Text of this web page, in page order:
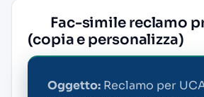
Fac-simile reclamo
(copia e personalizza)
Oggetto: Reclamo per